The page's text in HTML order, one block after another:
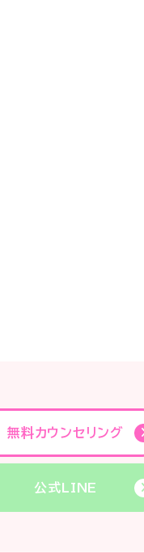
無料カウンセリング
公式LINE